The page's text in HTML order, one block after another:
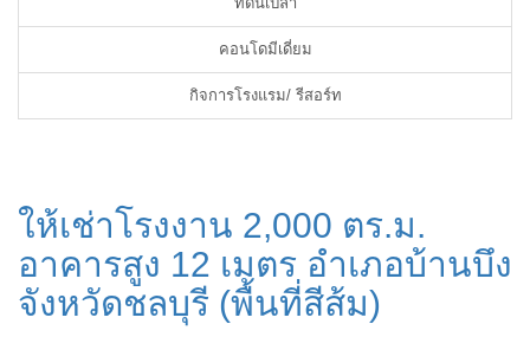
คอนโดมีเดี่ยม
กิจการโรงแรม/ รีสอร์ท
ให้เช่าโรงงาน 2,000 ตร.ม.
อาคารสูง 12 เมตร อำเภอบ้านบึง
จังหวัดชลบุรี (พื้นที่สีส้ม)